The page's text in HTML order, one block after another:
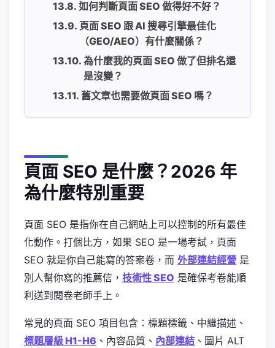
如何判斷頁面 SEO 做得好不好？
頁面 SEO 跟 AI 搜尋引擎最佳化
（GEO/AEO）有什麼關係？
為什麼我的頁面 SEO 做了但排名還
是沒變？
舊文章也需要做頁面 SEO 嗎？
頁面 SEO 是什麼？2026 年
為什麼特別重要
頁面 SEO 是指你在自己網站上可以控制的所有最佳
化動作。打個比方，如果 SEO 是一場考試，頁面
SEO 就是你自己能寫的答案卷，而 外部連結經營 是
別人幫你寫的推薦信， 技術性 SEO 是確保考卷能順
利送到閱卷老師手上。
常見的頁面 SEO 項目包含：標題標籤、中繼描述、
標題層級 H1-H6 、內容品質、 內部連結 、圖片 ALT